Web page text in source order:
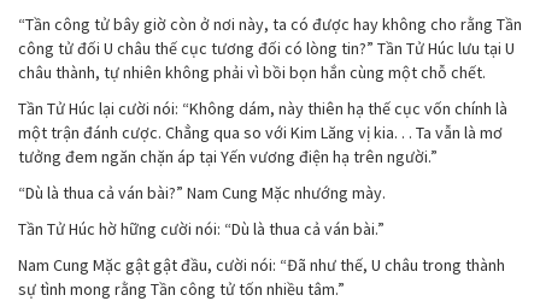
“Tần công tử bây giờ còn ở nơi này, ta có được hay không cho rằng Tần
công tử đối U châu thế cục tương đối có lòng tin?” Tần Tử Húc lưu tại U
châu thành, tự nhiên không phải vì bồi bọn hắn cùng một chỗ chết.
Tần Tử Húc lại cười nói: “Không dám, này thiên hạ thế cục vốn chính là
một trận đánh cược. Chẳng qua so với Kim Lăng vị kia. . . Ta vẫn là mơ
tưởng đem ngăn chặn áp tại Yến vương điện hạ trên người.”
“Dù là thua cả ván bài?” Nam Cung Mặc nhướng mày.
Tần Tử Húc hờ hững cười nói: “Dù là thua cả ván bài.”
Nam Cung Mặc gật gật đầu, cười nói: “Đã như thế, U châu trong thành
sự tình mong rằng Tần công tử tốn nhiều tâm.”